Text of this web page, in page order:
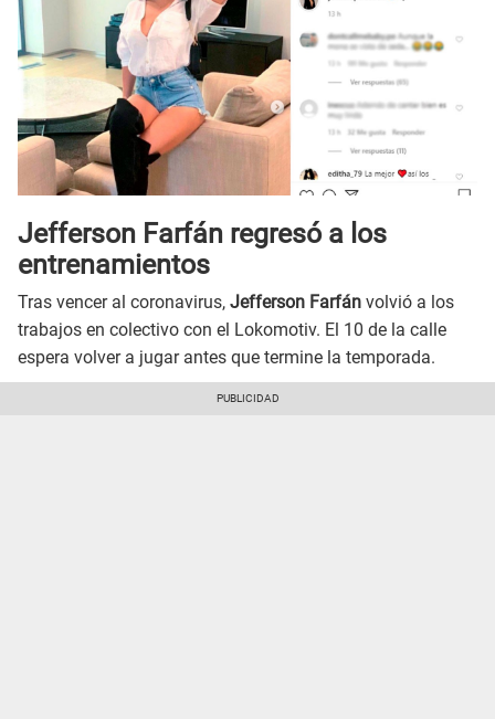
Jefferson Farfán regresó a los
entrenamientos
Tras vencer al coronavirus, Jefferson Farfán volvió a los
trabajos en colectivo con el Lokomotiv. El 10 de la calle
espera volver a jugar antes que termine la temporada.